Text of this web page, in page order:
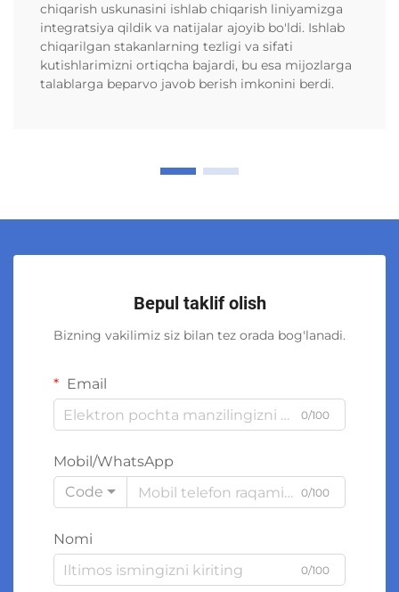
chiqarish uskunasini ishlab chiqarish liniyamizga
integratsiya qildik va natijalar ajoyib bo'ldi. Ishlab
chiqarilgan stakanlarning tezligi va sifati
kutishlarimizni ortiqcha bajardi, bu esa mijozlarga
talablarga beparvo javob berish imkonini berdi.
Bepul taklif olish
Bizning vakilimiz siz bilan tez orada bog'lanadi.
Email
0/100
Mobil/WhatsApp
Code
0/100
Nomi
0/100